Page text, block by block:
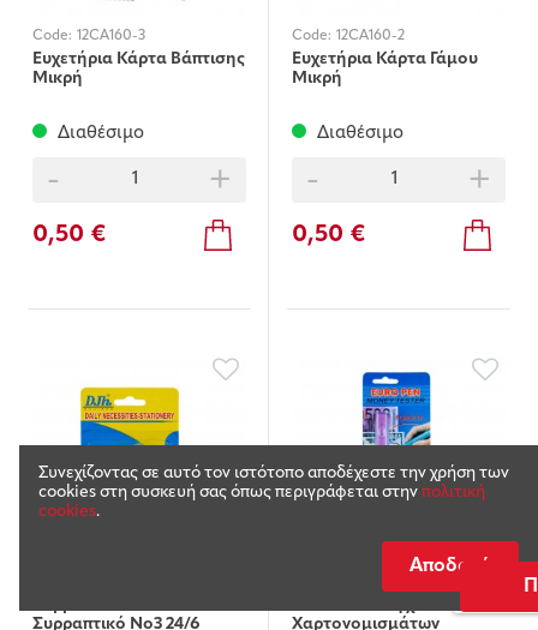
Code: 12CA160-3
Ευχετήρια Κάρτα Βάπτισης
Μικρή
Διαθέσιμο
- +
0,50 €
Code: 12CA160-2
Ευχετήρια Κάρτα Γάμου
Μικρή
Διαθέσιμο
- +
0,50 €
Συρραπτικό Νο3 24/6
Χαρτονομισμάτων
Συνεχίζοντας σε αυτό τον ιστότοπο αποδέχεστε την χρήση των
cookies στη συσκευή σας όπως περιγράφεται στην πολιτική
cookies.
Αποδοχή